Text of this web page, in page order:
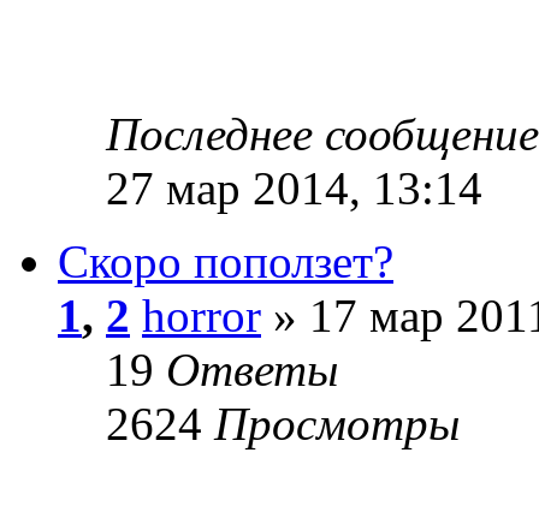
Последнее
27 мар 2014, 13:14
Скоро поползет?
1, 2 horror » 17 мар
19 Ответы
2624 Просмотры